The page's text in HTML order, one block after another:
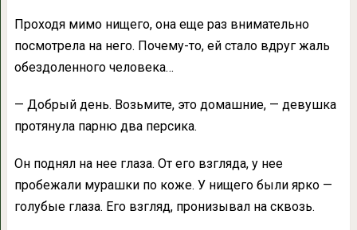
Проходя мимо нищего, она еще раз внимательно
посмотрела на него. Почему-то, ей стало вдруг жаль
обездоленного человека…
— Добрый день. Возьмите, это домашние, — девушка
протянула парню два персика.
Он поднял на нее глаза. От его взгляда, у нее
пробежали мурашки по коже. У нищего были ярко —
голубые глаза. Его взгляд, пронизывал на сквозь.